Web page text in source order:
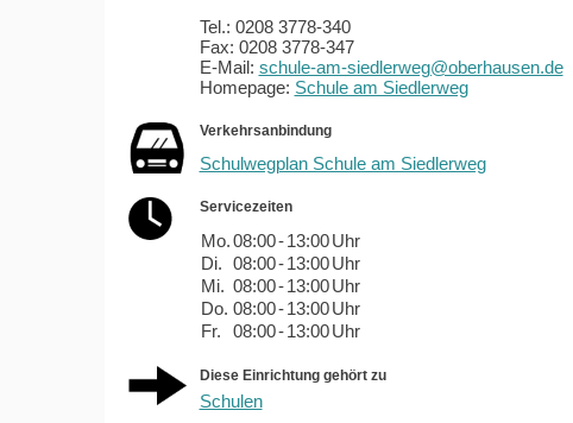
Tel.: 0208 3778-340
Fax: 0208 3778-347
E-Mail: schule-am-siedlerweg@oberhausen.de
Homepage: Schule am Siedlerweg
Verkehrsanbindung
Schulwegplan Schule am Siedlerweg
Servicezeiten
Mo.08:00- 13:00 Uhr
Di. 08:00- 13:00 Uhr
Mi. 08:00- 13:00 Uhr
Do. 08:00- 13:00 Uhr
Fr.
08:00- 13:00 Uhr
Diese Einrichtung gehört zu
Schulen